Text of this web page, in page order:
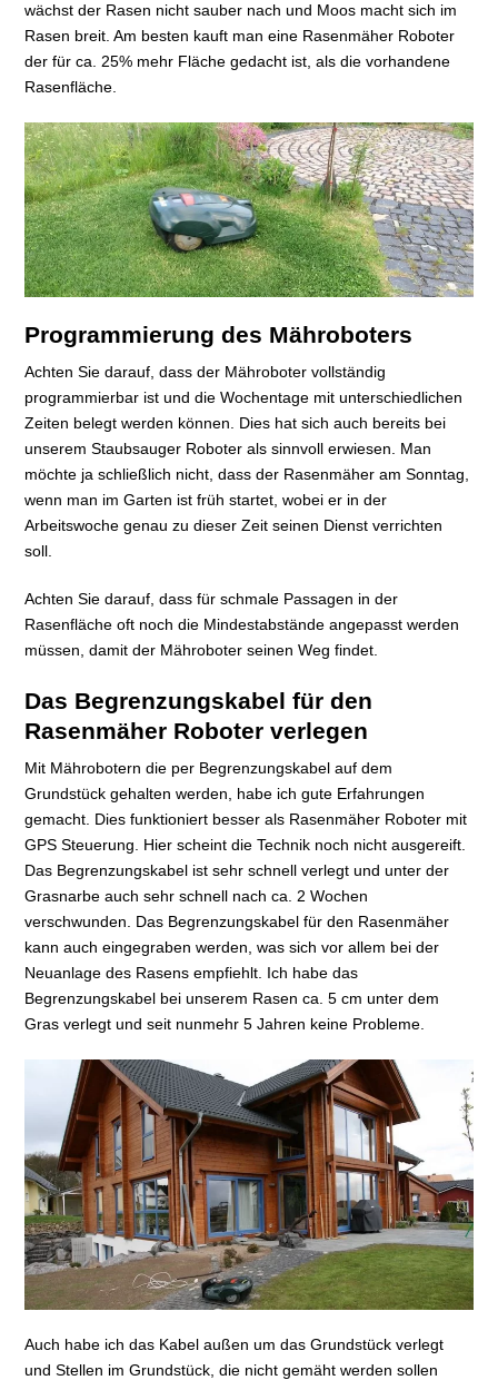
wächst der Rasen nicht sauber nach und Moos macht sich im
Rasen breit. Am besten kauft man eine Rasenmäher Roboter
der für ca. 25% mehr Fläche gedacht ist, als die vorhandene
Rasenfläche.
Programmierung des Mähroboters
Achten Sie darauf, dass der Mähroboter vollständig
programmierbar ist und die Wochentage mit unterschiedlichen
Zeiten belegt werden können. Dies hat sich auch bereits bei
unserem Staubsauger Roboter als sinnvoll erwiesen. Man
möchte ja schließlich nicht, dass der Rasenmäher am Sonntag,
wenn man im Garten ist früh startet, wobei er in der
Arbeitswoche genau zu dieser Zeit seinen Dienst verrichten
soll.
Achten Sie darauf, dass für schmale Passagen in der
Rasenfläche oft noch die Mindestabstände angepasst werden
müssen, damit der Mähroboter seinen Weg findet.
Das Begrenzungskabel für den
Rasenmäher Roboter verlegen
Mit Mährobotern die per Begrenzungskabel auf dem
Grundstück gehalten werden, habe ich gute Erfahrungen
gemacht. Dies funktioniert besser als Rasenmäher Roboter mit
GPS Steuerung. Hier scheint die Technik noch nicht ausgereift.
Das Begrenzungskabel ist sehr schnell verlegt und unter der
Grasnarbe auch sehr schnell nach ca. 2 Wochen
verschwunden. Das Begrenzungskabel für den Rasenmäher
kann auch eingegraben werden, was sich vor allem bei der
Neuanlage des Rasens empfiehlt. Ich habe das
Begrenzungskabel bei unserem Rasen ca. 5 cm unter dem
Gras verlegt und seit nunmehr 5 Jahren keine Probleme.
Auch habe ich das Kabel außen um das Grundstück verlegt
und Stellen im Grundstück, die nicht gemäht werden sollen